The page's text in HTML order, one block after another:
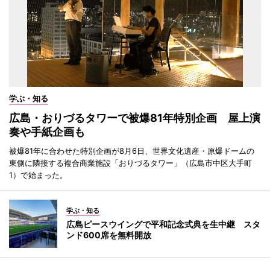
学ぶ・知る
広島・おりづるタワーで被爆81年特別企画 屋上演
奏や手紙企画も
被爆81年に合わせた特別企画が8月6日、世界文化遺産・原爆ドームの
東側に隣接する複合商業施設「おりづるタワー」（広島市中区大手町
1）で始まった。
学ぶ・知る
広島ピースウイングで平和記念式典を生中継 スタ
ンド600席を無料開放